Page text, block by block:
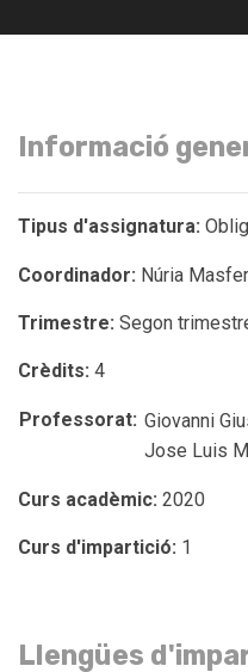
Informació
Tipus d'assignatura:
Coordinador: Núria
Trimestre: Segon
Crèdits: 4
Professorat: Giovanni
Jose Luis
Curs acadèmic: 2020
Curs d'impartició: 1
Llengües